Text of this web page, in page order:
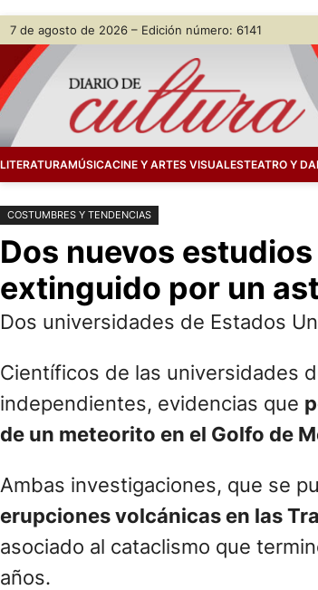
Saltar
contenido
Skip
content
7 de agosto de 2026 – Edición número: 6141
LITERATURAMÚSICACINE Y ARTES VISUALESTEATRO Y
COSTUMBRES Y TENDENCIAS
Dos nuevos
extinguido por un
Dos universidades de Estados
Científicos de las universidades
independientes, evidencias que
de un meteorito en el Golfo de
Ambas investigaciones, que se
erupciones volcánicas en las
asociado al cataclismo que
años.